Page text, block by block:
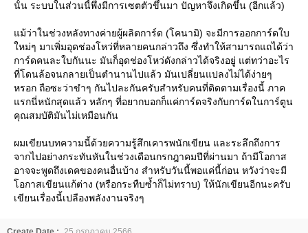
นั้น ระบบในส่วนนี้พึ่งมีการเซตตัวขึ้นมา ปัญหาจึงเกิดขึ้น (อีกแล้ว)
ม้ว่าในช่วงหลังทางค่ายผู้ผลิตการ์ด (โคนามิ) จะมีการออกการ์ดใบ
หม่ๆ มาเพิ่มอุดช่องโหว่ที่หลายคนกล่าวถึง ซึ่งทำให้สามารถแถได้ว่า
การ์ดคนละใบกันนะ มันก็อุดช่องโหว่ดังกล่าวได้จริงอยู่ แต่ทว่าอะไร
ที่โดนล้อจนกลายเป็นตำนานไปแล้ว มันเปลี่ยนแปลงไม่ได้ง่ายๆ
หรอก ถือซะว่าขำๆ กันไปละกันครับสำหรับคนที่ติดตามเรื่องนี้ ภาค
รกนี่หนักสุดแล้ว หลักๆ ที่อยากบอกก็แค่การ์ดจริงกับการ์ดในการ์ตูน
คุณสมบัติมันไม่เหมือนกัน
ผมเขียนบทความนี้ด้วยความรู้สึกเคารพนักเขียน และระลึกถึงการ
จากไปอย่างกระทันหันในช่วงเดือนกรกฎาคมปีที่ผ่านมา ถ้ามีโอกาส
อาจจะพูดถึงเดคของคนอื่นบ้าง สำหรับวันนี้พอแค่นี้ก่อน หวังว่าจะมี
อกาสเขียนแก้ต่าง (หรือกระทืบซ้ำก็ไม่ทราบ) ให้นักเขียนอีกนะครับ
เขียนเรื่องนี้เปลืองพลังงานจริงๆ